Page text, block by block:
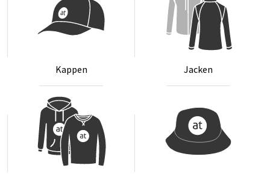
Kap­pen Ja­cken